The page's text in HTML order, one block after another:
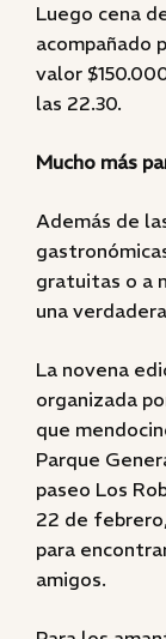
Luego cena
acompañado
valor
las 22.30.
Mucho más
Además de
gratuitas o a
una
La novena
organizada
que
Parque
paseo Los
22 de
para
amigos.